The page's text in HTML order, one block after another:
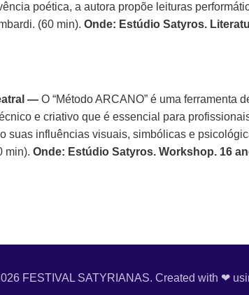
poética, a autora propõe leituras
(60 min). Onde: Estúdio Satyros.
— O “Método ARCANO” é uma ferramenta
e criativo que é essencial para
suas influências visuais, simbólicas e
min). Onde: Estúdio Satyros. Workshop. 16
FESTIVAL SATYRIANAS. Created with ❤